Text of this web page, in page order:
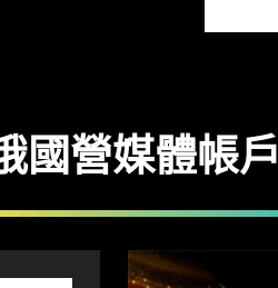
國營媒體帳戶